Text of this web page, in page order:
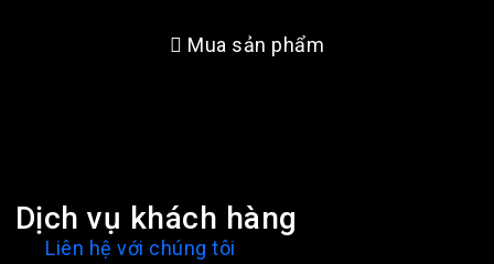
Mua sản phẩm
Dịch vụ khách hàng
Liên hệ với chúng tôi